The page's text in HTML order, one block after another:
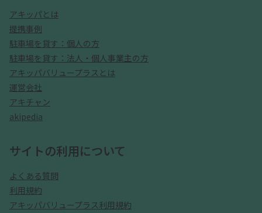
アキッパとは
提携事例
駐車場を貸す：個人の方
駐車場を貸す：法人・個人事業主の方
アキッパバリュープラスとは
運営会社
アキチャン
akipedia
サイトの利用について
よくある質問
利用規約
アキッパバリュープラス利用規約